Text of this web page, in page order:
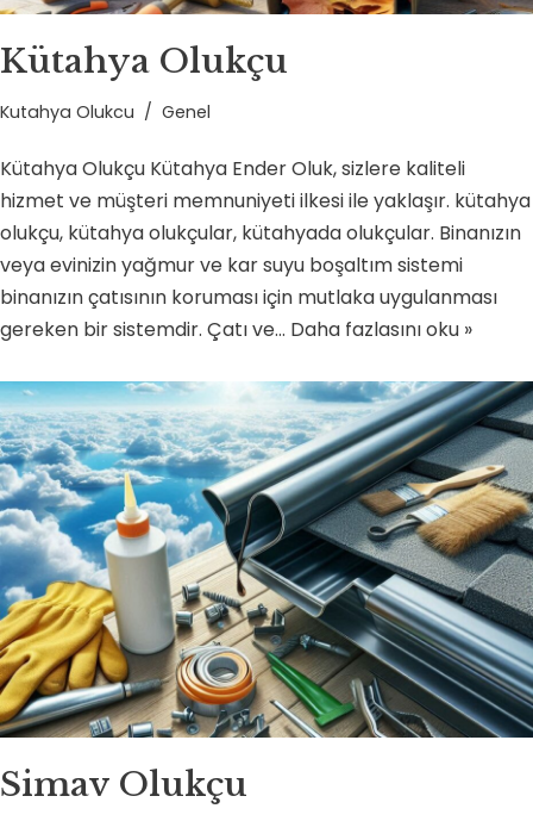
Kütahya Olukçu
Kutahya Olukcu Genel
Kütahya Olukçu Kütahya Ender Oluk, sizlere kaliteli
hizmet ve müşteri memnuniyeti ilkesi ile yaklaşır. kütahya
olukçu, kütahya olukçular, kütahyada olukçular. Binanızın
veya evinizin yağmur ve kar suyu boşaltım sistemi
binanızın çatısının koruması için mutlaka uygulanması
gereken bir sistemdir. Çatı ve… Daha fazlasını oku »
Simav Olukçu